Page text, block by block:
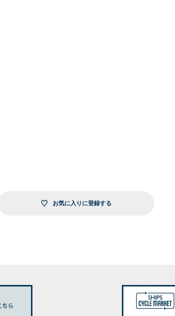
お気に入りに登録する